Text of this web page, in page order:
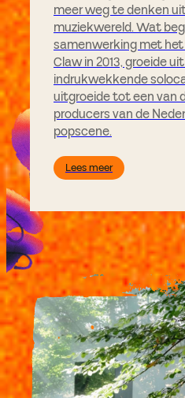
meer weg te denken
muziekwereld. Wat
samenwerking met
Claw in 2013, groeide
indrukwekkende
uitgroeide tot een van
producers van de
popscene.
Lees meer